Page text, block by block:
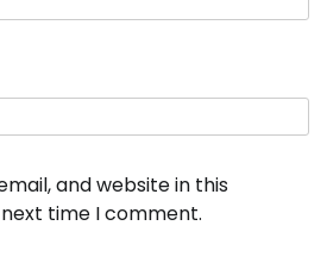
and website in this
time I comment.